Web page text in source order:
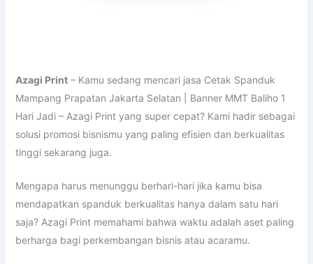
Azagi Print– Kamu sedang mencari jasa Cetak Spanduk
Mampang Prapatan Jakarta Selatan | Banner MMT Baliho 1
Hari Jadi – Azagi Print yang super cepat? Kami hadir sebagai
solusi promosi bisnismu yang paling efisien dan berkualitas
tinggi sekarang juga.
Mengapa harus menunggu berhari-hari jika kamu bisa
mendapatkan spanduk berkualitas hanya dalam satu hari
saja? Azagi Print memahami bahwa waktu adalah aset paling
berharga bagi perkembangan bisnis atau acaramu.